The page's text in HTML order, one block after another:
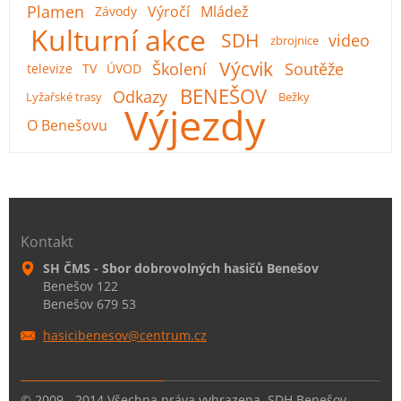
Plamen Závody Výročí Mládež
Kulturní akce SDH zbrojnice video
televize TV ÚVOD Školení Výcvik Soutěže
Lyžařské trasy Odkazy BENEŠOV Bežky
O Benešovu Výjezdy
Kontakt
SH ČMS - Sbor dobrovolných hasičů Benešov
Benešov 122
Benešov 679 53
hasicibenesov@centrum.cz